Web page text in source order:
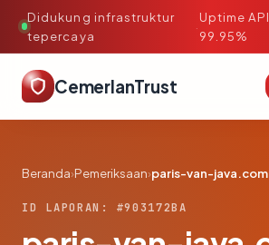
Didukung infrastruktur
tepercaya
·
Uptime
99.95%
CemerlanTrust
Beranda›Pemeriksaan›paris-van-java.com
ID LAPORAN: #903172BA